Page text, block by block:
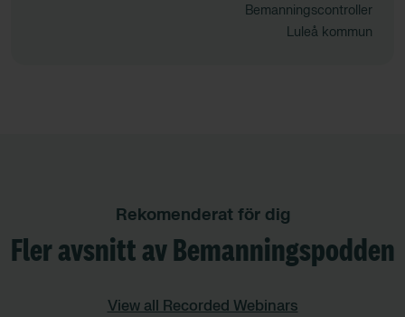
Bemanningscontroller
Luleå kommun
Rekomenderat för dig
Fler avsnitt av Bemanningspodden
View all Recorded Webinars